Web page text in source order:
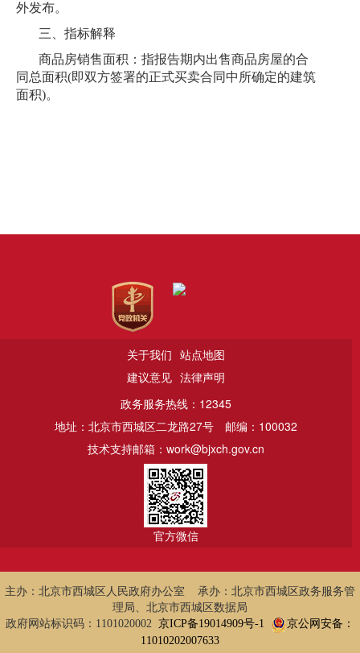
外发布。
三、指标解释
商品房销售面积：指报告期内出售商品房屋的合
同总面积(即双方签署的正式买卖合同中所确定的建筑
面积)。
关于我们 站点地图
建议意见 法律声明
政务服务热线：12345
地址：北京市西城区二龙路27号
邮编：100032
技术支持邮箱：work@bjxch.gov.cn
官方微信
主办：北京市西城区人民政府办公室 承办：北京市西城区政务服务管
理局、北京市西城区数据局
政府网站标识码：1101020002 京ICP备19014909号-1
京公网安备：
11010202007633